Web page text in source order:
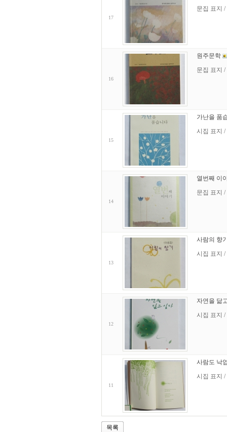
17
문집 표지 /
16
원주문학
문집 표지
15
가난을 품
시집 표지 /
14
열번째 이
문집 표지
13
사람의 향
시집 표지 /
12
자연을 닮
시집 표지 /
11
사람도 낙
시집 표지 /
목록